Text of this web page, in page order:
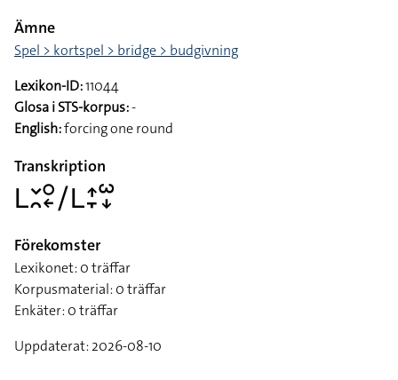
Ämne
Spel > kortspel > bridge > budgivning
Lexikon-ID:11044
Glosa i STS-korpus:-
English:forcing one round
Transkription
􌥈􌥖􌥘􌥰􌦈􌥠􌥈􌤴􌥙􌥱􌦊
Förekomster
Lexikonet: 0 träffar
Korpusmaterial: 0 träffar
Enkäter: 0 träffar
Uppdaterat: 2026-08-10